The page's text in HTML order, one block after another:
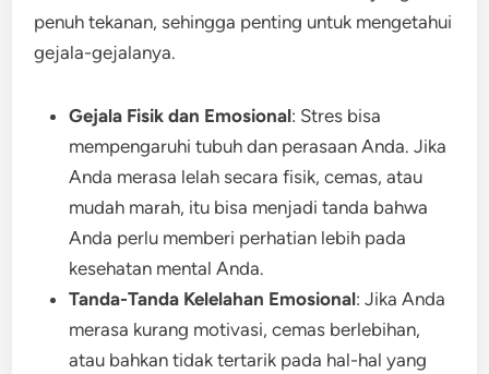
penuh tekanan, sehingga penting untuk mengetahui
gejala-gejalanya.
Gejala Fisik dan Emosional: Stres bisa
mempengaruhi tubuh dan perasaan Anda. Jika
Anda merasa lelah secara fisik, cemas, atau
mudah marah, itu bisa menjadi tanda bahwa
Anda perlu memberi perhatian lebih pada
kesehatan mental Anda.
Tanda-Tanda Kelelahan Emosional: Jika Anda
merasa kurang motivasi, cemas berlebihan,
atau bahkan tidak tertarik pada hal-hal yang